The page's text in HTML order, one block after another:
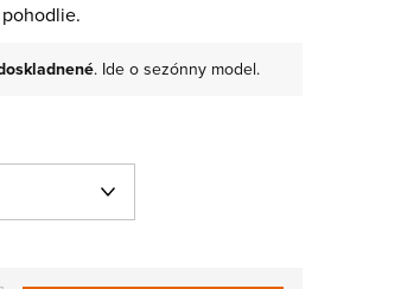
. Ide o sezónny model.